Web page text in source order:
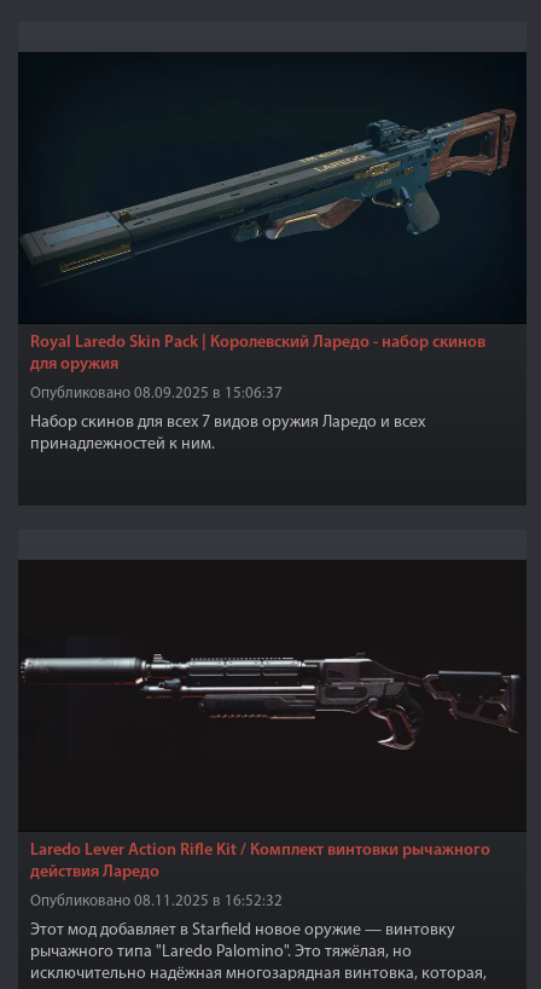
Royal Laredo Skin Pack | Королевский Ларедо - набор скинов
для оружия
Опубликовано 08.09.2025 в 15:06:37
Набор скинов для всех 7 видов оружия Ларедо и всех
принадлежностей к ним.
Laredo Lever Action Rifle Kit / Комплект винтовки рычажного
действия Ларедо
Опубликовано 08.11.2025 в 16:52:32
Этот мод добавляет в Starfield новое оружие — винтовку
рычажного типа "Laredo Palomino". Это тяжёлая, но
исключительно надёжная многозарядная винтовка, которая,